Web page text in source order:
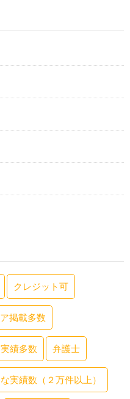
クレジット可
掲載多数
実績多数 弁護士
実績数（２万件以上）